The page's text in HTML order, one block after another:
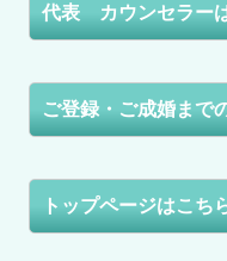
代表 カウンセラー
ご登録・ご成婚まで
トップページはこち